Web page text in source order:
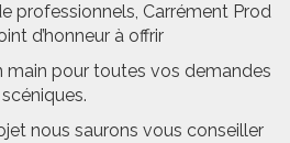
professionnels, Carrément Prod
d’honneur à offrir
main pour toutes vos demandes
scéniques.
nous saurons vous conseiller